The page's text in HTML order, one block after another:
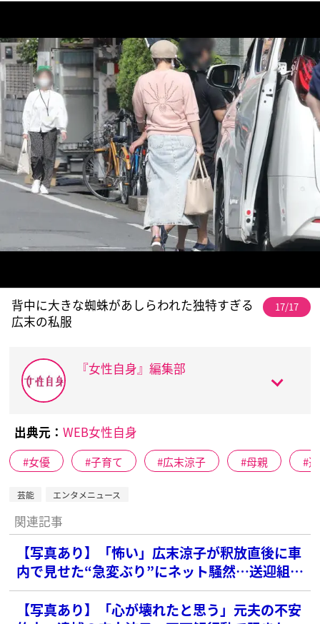
背中に大きな蜘蛛があしらわれた独特すぎる
広末の私服
17/17
『女性自身』編集部
出典元： WEB女性自身
女優 子育て 広末涼子 母親
芸能 エンタメニュース
関連記事
【写真あり】「怖い」広末涼子が釈放直後に車
内で見せた“急変ぶり”にネット騒然…送迎組
の“風貌”にもツッコミ
【写真あり】「心が壊れたと思う」元夫の不安